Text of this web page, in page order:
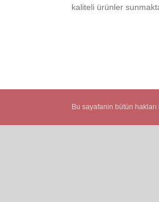
kaliteli ürünler
Bu sayafanin bütün